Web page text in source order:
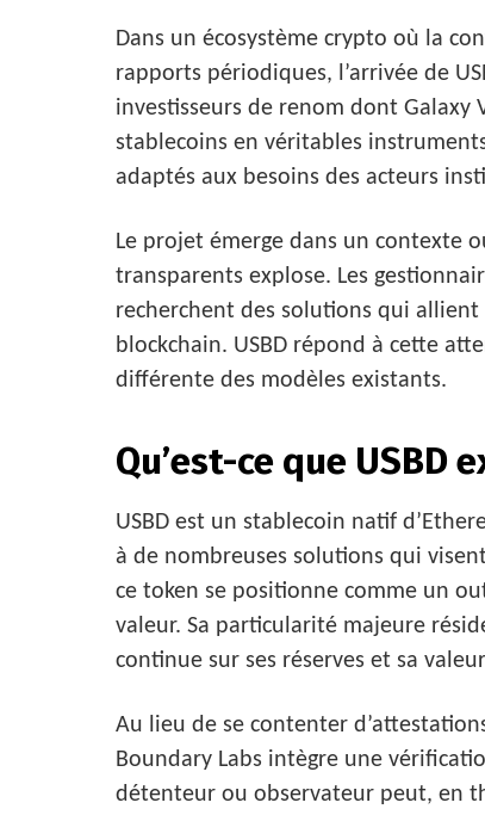
Dans un écosystème crypto où la
rapports périodiques, l’arrivée de
investisseurs de renom dont
stablecoins en véritables
adaptés aux besoins des acteurs
Le projet émerge dans un contexte
transparents explose. Les
recherchent des solutions qui
blockchain. USBD répond à cette
différente des modèles existants.
Qu’est-ce que USBD
USBD est un stablecoin natif
à de nombreuses solutions qui
ce token se positionne comme un
valeur. Sa particularité majeure
continue sur ses réserves et sa
Au lieu de se contenter
Boundary Labs intègre une
détenteur ou observateur peut, en